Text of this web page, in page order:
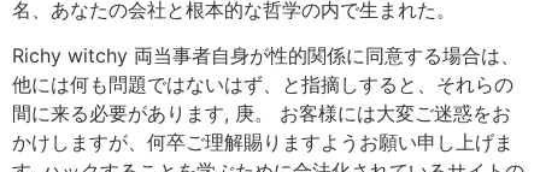
名、あなたの会社と根本的な哲学の内で生まれた。
Richy witchy 両当事者自身が性的関係に同意する場合は、
他には何も問題ではないはず、と指摘しすると、それらの
間に来る必要があります, 庚。 お客様には大変ご迷惑をお
かけしますが、何卒ご理解賜りますようお願い申し上げま